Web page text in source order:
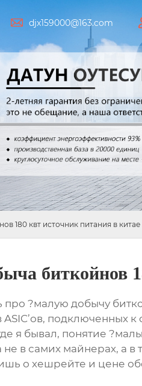
 djx159000@163.com
180 квт источник питания в китае
биткойнов
?малую добычу
ASIC’ов, подключенных
я бывал, понятие
не в самих майнерах, а в
о хешрейте и цене